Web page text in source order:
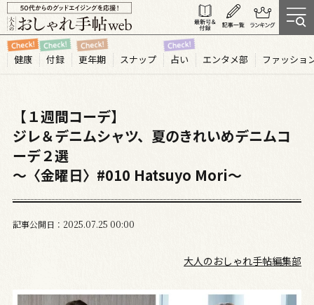
健康 付録 更年期 スナップ 占い エンタメ部 ファッショ
【１週間コーデ】
ジレ＆デニムシャツ、夏のきれいめデニムコ
ーデ２選
～〈金曜日〉#010 Hatsuyo Mori～
記事公開日 2025.07 25 00:00
大人のおしゃれ手帖編集部